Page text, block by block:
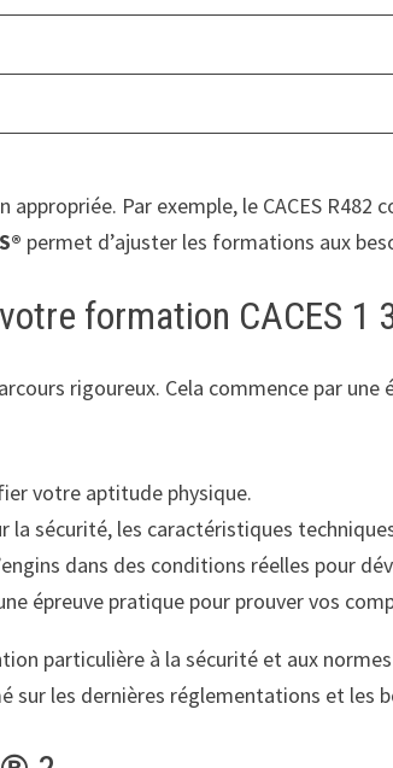
Par exemple, le CACES
permet d’ajuster les formations aux
formation CACES 1
rigoureux. Cela commence par
votre aptitude physique.
la sécurité, les caractéristiques
dans des conditions réelles pour
épreuve pratique pour prouver vos
particulière à la sécurité et aux
les dernières réglementations et les